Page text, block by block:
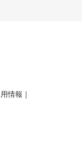
情報